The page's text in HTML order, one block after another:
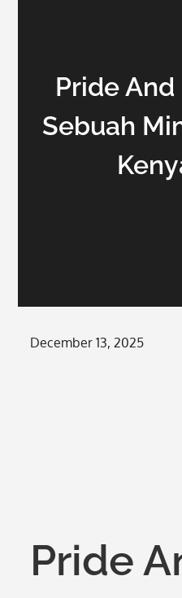
Pride And
Sebuah
Posted
December 13, 2025
Pride